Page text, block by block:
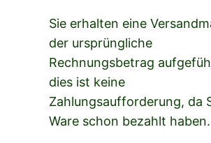
Sie erhalten eine
der ursprüngliche
Rechnungsbetrag
dies ist keine
Zahlungsaufforderung, da
Ware schon bezahlt haben.